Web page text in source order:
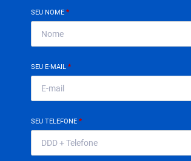
SEU NOME *
SEU E-MAIL *
SEU TELEFONE *